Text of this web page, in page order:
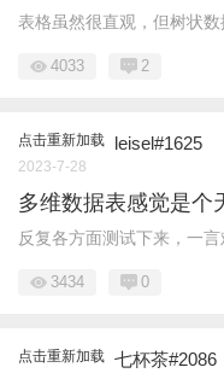
表格虽然很直观，但树状
4033 2
点击重新加载 leisel#1625
2023-7-28
多维数据表感觉是个
反复各方面测试下来，一
3434 0
点击重新加载 七杯茶#2086